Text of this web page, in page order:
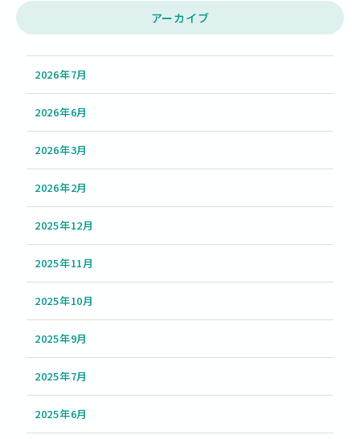
アーカイブ
2026年7月
2026年6月
2026年3月
2026年2月
2025年12月
2025年11月
2025年10月
2025年9月
2025年7月
2025年6月